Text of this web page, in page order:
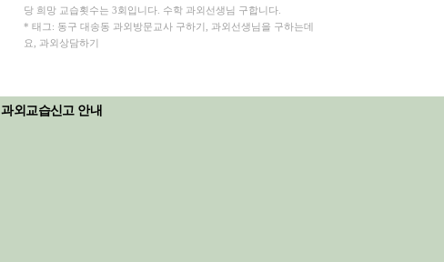
당 희망 교습횟수는 3회입니다. 수학 과외선생님 구합니다.
* 태그: 동구 대송동 과외방문교사 구하기, 과외선생님을 구하는데
요, 과외상담하기
과외교습신고 안내